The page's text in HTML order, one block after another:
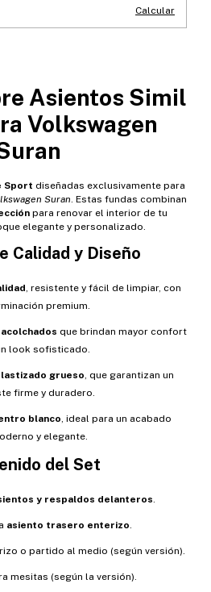
Calcular
Asientos Simil
Volkswagen
Sport diseñadas exclusivamente para
Suran . Estas fundas combinan
para renovar el interior de tu
elegante y personalizado.
Calidad y Diseño
, resistente y fácil de limpiar, con
premium.
que brindan mayor confort
look sofisticado.
grueso , que garantizan un
firme y duradero.
blanco , ideal para un acabado
y elegante.
del Set
y respaldos delanteros
asiento trasero enterizo
o partido al medio (según versión).
mesitas (según la versión).